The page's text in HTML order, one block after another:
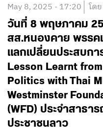
May 8, 2025 - 17:20 โด
วันที่ 8 พฤษภาคม
สส.หนองคาย พรรค
แลกเปลี่ยนประสบกา
Lesson Learnt
Politics with Thai
Westminster
(WFD) ประจำสาธา
ประชาชนลาว